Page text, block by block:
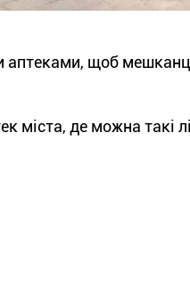
щоб
міста, де можна такі